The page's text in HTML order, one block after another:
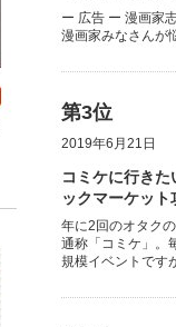
ー 広告 ー 漫画家
漫画家みなさんが
2019年6月21日
コミケに行きた
ックマーケット
年に2回のオタク
通称「コミケ」。
規模イベントです